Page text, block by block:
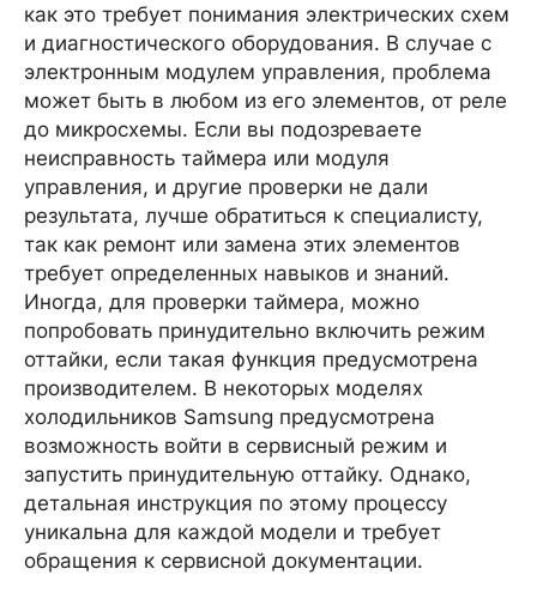
как это требует понимания электрических схем
и диагностического оборудования. В случае с
электронным модулем управления, проблема
может быть в любом из его элементов, от реле
до микросхемы. Если вы подозреваете
неисправность таймера или модуля
управления, и другие проверки не дали
результата, лучше обратиться к специалисту,
так как ремонт или замена этих элементов
требует определенных навыков и знаний.
Иногда, для проверки таймера, можно
попробовать принудительно включить режим
оттайки, если такая функция предусмотрена
производителем. В некоторых моделях
холодильников Samsung предусмотрена
возможность войти в сервисный режим и
запустить принудительную оттайку. Однако,
детальная инструкция по этому процессу
уникальна для каждой модели и требует
обращения к сервисной документации.